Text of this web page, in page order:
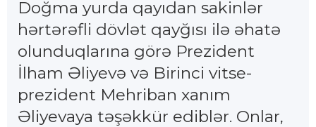
Doğma yurda qayıdan sakinlər
hərtərəfli dövlət qayğısı ilə əhatə
olunduqlarına görə Prezident
İlham Əliyevə və Birinci vitse-
prezident Mehriban xanım
Əliyevaya təşəkkür ediblər. Onlar,